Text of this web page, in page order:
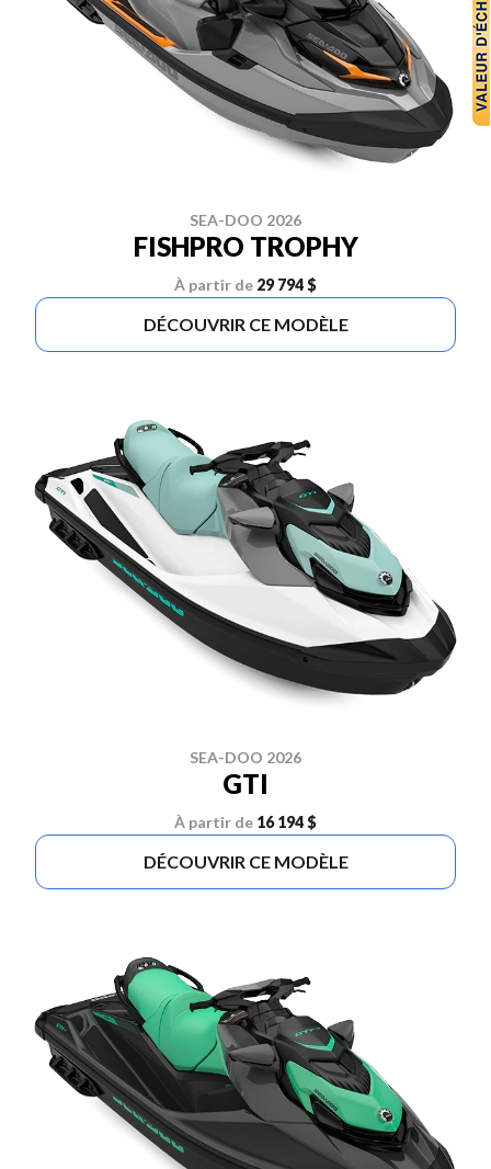
SEA-DOO 2026
FISHPRO TROPHY
À partir de 29 794 $
DÉCOUVRIR CE MODÈLE
SEA-DOO 2026
GTI
À partir de 16 194 $
DÉCOUVRIR CE MODÈLE